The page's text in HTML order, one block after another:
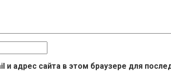
и адрес сайта в этом браузере для